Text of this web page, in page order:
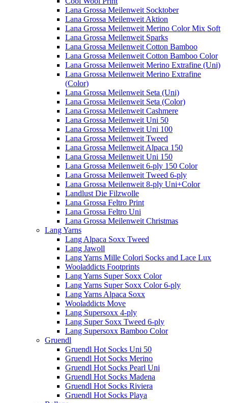
Lana Grossa Meilenweit Socktober
Lana Grossa Meilenweit Aktion
Lana Grossa Meilenweit Merino Color Mix Soft
Lana Grossa Meilenweit Sparks
Lana Grossa Meilenweit Cotton Bamboo
Lana Grossa Meilenweit Cotton Bamboo Color
Lana Grossa Meilenweit Merino Extrafine (Uni)
Lana Grossa Meilenweit Merino Extrafine
(Color)
Lana Grossa Meilenweit Seta (Uni)
Lana Grossa Meilenweit Seta (Color)
Lana Grossa Meilenweit Cashmere
Lana Grossa Meilenweit Uni 50
Lana Grossa Meilenweit Uni 100
Lana Grossa Meilenweit Tweed
Lana Grossa Meilenweit Alpaca 150
Lana Grossa Meilenweit Uni 150
Lana Grossa Meilenweit 6-ply 150 Color
Lana Grossa Meilenweit Tweed 6-ply
Lana Grossa Meilenweit 8-ply Uni+Color
Landlust Die Filzwolle
Lana Grossa Feltro Print
Lana Grossa Feltro Uni
Lana Grossa Meilenweit Christmas
Lang Yarns
Lang Alpaca Soxx Tweed
Lang Jawoll
Lang Yarns Mille Colori Socks and Lace Lux
Wooladdicts Footprints
Lang Yarns Super Soxx Color
Lang Yarns Super Soxx Color 6-ply
Lang Yarns Alpaca Soxx
Wooladdicts Move
Lang Supersoxx 4-ply
Lang Super Soxx Tweed 6-ply
Lang Supersoxx Bamboo Color
Gruendl
Gruendl Hot Socks Uni 50
Gruendl Hot Socks Merino
Gruendl Hot Socks Pearl Uni
Gruendl Hot Socks Madena
Gruendl Hot Socks Riviera
Gruendl Hot Socks Playa